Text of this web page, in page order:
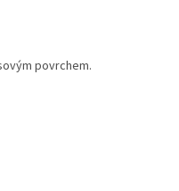
povrchem.